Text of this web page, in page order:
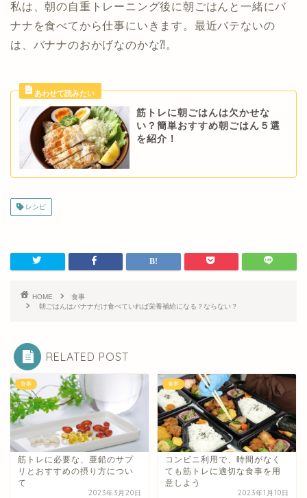
私は、朝の自重トレーニング後に朝ごはんと一緒にバ
ナナを食べてから仕事にいきます。最近バテないの
は、バナナのおかげなのかな⁈。
筋トレに朝ごはんは欠かせな
い？簡単おすすめ朝ごはん５選
を紹介！
レシピ
HOME
食事
朝ごはんはバナナだけ食べていれば栄養補給になる？ならない？
RELATED POST
食事
筋トレに必要な、亜鉛のサプ
リとおすすめの摂り方につい
て
2023年3月20日
食事
コンビニ利用で、時間がなく
ても筋トレに適切な食事を用
意しよう
2023年1月10日